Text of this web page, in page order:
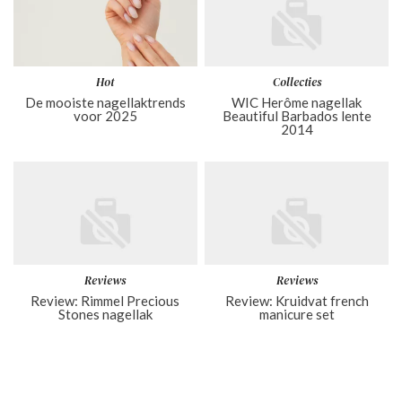
Hot
De mooiste nagellaktrends
voor 2025
Collecties
WIC Herôme nagellak
Beautiful Barbados lente
2014
Reviews
Review: Rimmel Precious
Stones nagellak
Reviews
Review: Kruidvat french
manicure set